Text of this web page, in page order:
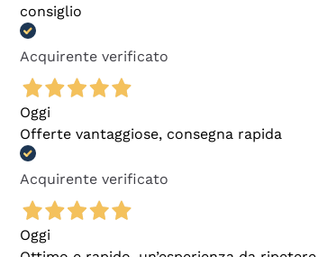
consiglio
Acquirente verificato
Oggi
Offerte vantaggiose, consegna rapida
Acquirente verificato
Oggi